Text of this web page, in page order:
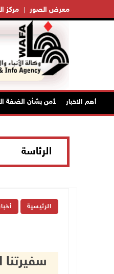
مركز معرض الصور
أهم الاخبار
جلسة لمجلس الأمن بشأن الضفة
الرئاسة
الرئيسية